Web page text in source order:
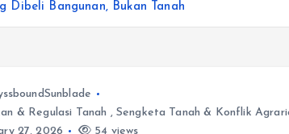
Dibeli Bangunan, Bukan Tanah
& Regulasi Tanah , Sengketa Tanah & Konflik
27, 2026
54 views